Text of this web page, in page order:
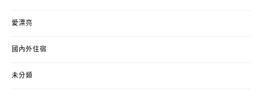
愛漂亮
國內外住宿
未分類